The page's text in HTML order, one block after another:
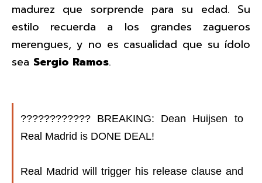
madurez que sorprende para su edad. Su
estilo recuerda a los grandes zagueros
merengues, y no es casualidad que su ídolo
sea Sergio Ramos.
???????????? BREAKING: Dean Huijsen to
Real Madrid is DONE DEAL!
Real Madrid will trigger his release clause and